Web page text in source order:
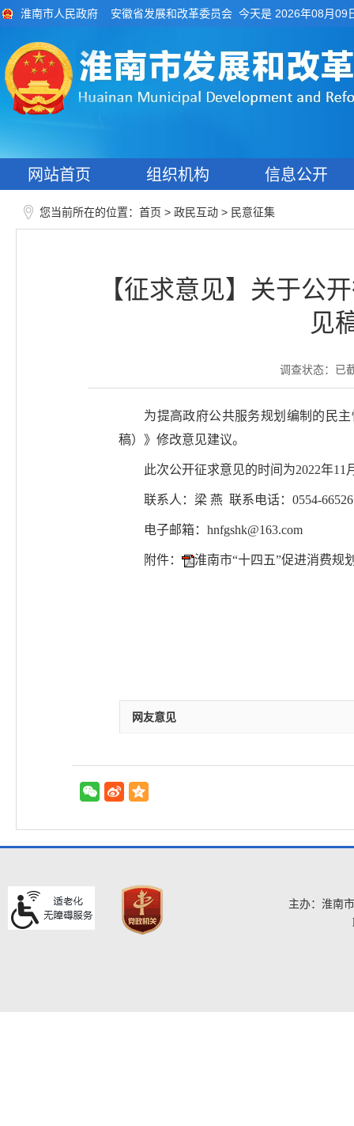
淮南市人民政府 安徽省发展和改革委员会 今天是 2026年08月09
网站首页 组织机构 信息公开
您当前所在的位置： 首页 > 政民互动 > 民意征集
【征求意见】关于公
见
调查状态： 已
为提高政府公共服务规划编制的民
稿）》修改意见建议。
此次公开征求意见的时间为2022年
联系人：梁 燕 联系电话：0554-
电子邮箱：hnfgshk@163.com
附件： 淮南市“十四五”促进消费规
网友意见
主办：淮南